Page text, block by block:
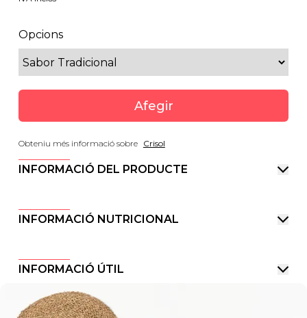
Opcions
Afegir
Obteniu més informació sobre Crisol
INFORMACIÓ DEL PRODUCTE
INFORMACIÓ NUTRICIONAL
INFORMACIÓ ÚTIL